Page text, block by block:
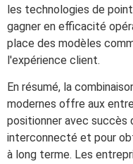
les technologies de
gagner en efficacité
place des modèles
l'expérience client.
En résumé, la
modernes offre aux
positionner avec succès
interconnecté et pour
à long terme. Les